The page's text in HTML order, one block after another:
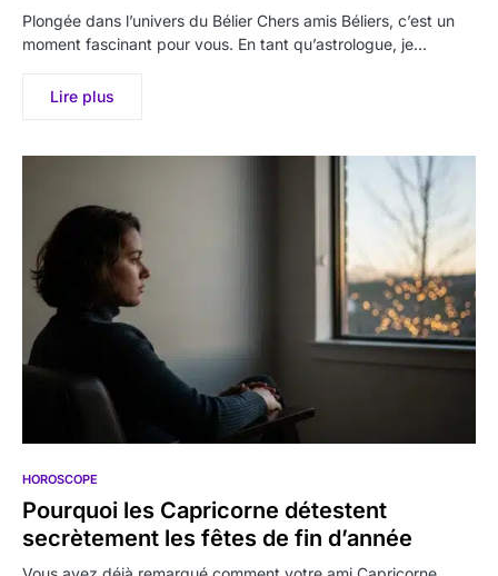
Plongée dans l’univers du Bélier Chers amis Béliers, c’est un
moment fascinant pour vous. En tant qu’astrologue, je…
Lire plus
HOROSCOPE
Pourquoi les Capricorne détestent
secrètement les fêtes de fin d’année